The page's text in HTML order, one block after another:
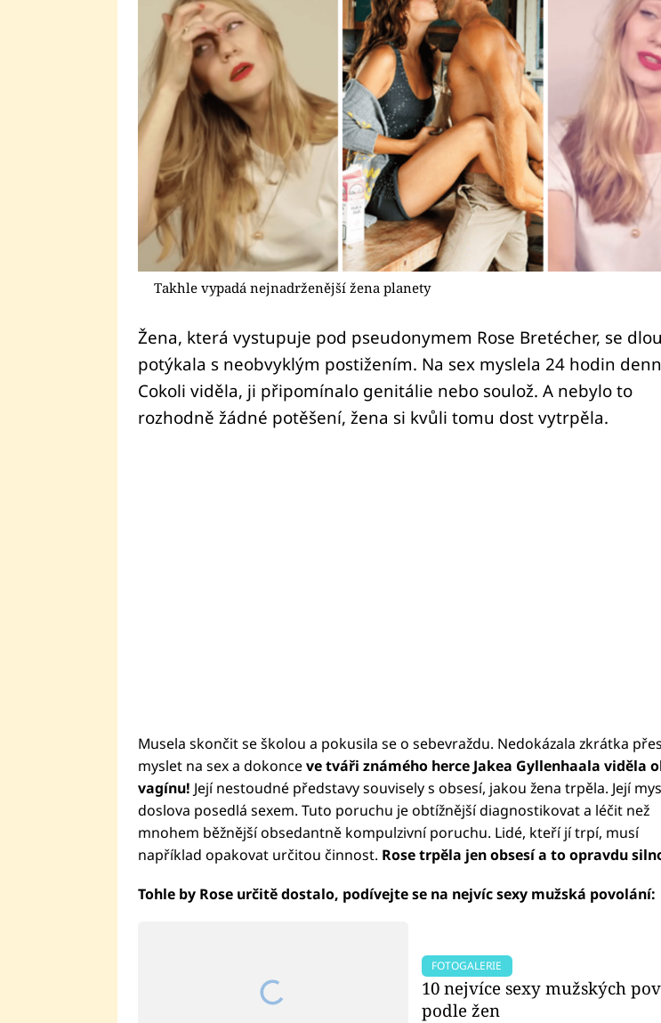
Takhle vypadá nejnadrženější žena planety
Žena, která vystupuje pod pseudonymem Rose Bretécher, se
potýkala s neobvyklým postižením. Na sex myslela 24 hodin
Cokoli viděla, ji připomínalo genitálie nebo soulož. A nebylo to
rozhodně žádné potěšení, žena si kvůli tomu dost vytrpěla.
Musela skončit se školou a pokusila se o sebevraždu. Nedokázala zkrátka
myslet na sex a dokonceve tváři známého herce Jakea Gyllenhaala viděla
vagínu! Její nestoudné představy souvisely s obsesí, jakou žena trpěla. Její
doslova posedlá sexem. Tuto poruchu je obtížnější diagnostikovat a léčit než
mnohem běžnější obsedantně kompulzivní poruchu. Lidé, kteří jí trpí, musí
například opakovat určitou činnost. Rose trpěla jen obsesí a to opravdu
Tohle by Rose určitě dostalo, podívejte se na nejvíc sexy mužská povolání:
FOTOGALERIE
10 nejvíce sexy mužských
podle žen